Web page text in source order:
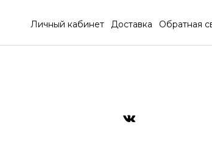
Личный кабинет Доставка Обратная